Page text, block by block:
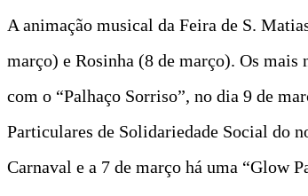
A animação musical da Feira de S.
março) e Rosinha (8 de março). Os mais
com o “Palhaço Sorriso”, no dia 9 de
Particulares de Solidariedade Social do
Carnaval e a 7 de março há uma “Glow